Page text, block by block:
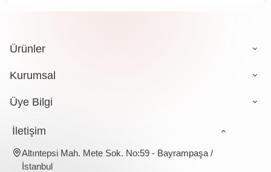
Ürünler
Kurumsal
Üye Bilgi
İletişim
Altıntepsi Mah. Mete Sok. No:59 - Bayrampaşa /
İstanbul